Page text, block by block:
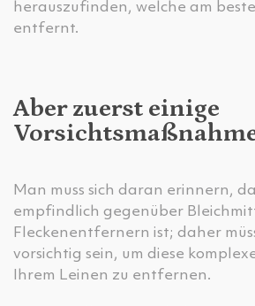
herauszufinden, welche am
entfernt.
Aber zuerst einige
Man muss sich daran erinnern,
empfindlich gegenüber
Fleckenentfernern ist; daher
vorsichtig sein, um diese
Ihrem Leinen zu entfernen.